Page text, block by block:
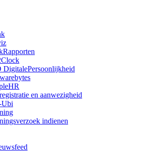
DigitalePersoonlijkheid
en aanwezigheid
Ubi
indienen